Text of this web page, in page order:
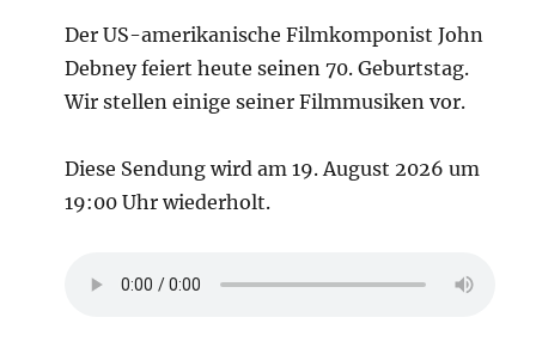
Der US-amerikanische Filmkomponist John
Debney feiert heute seinen 70. Geburtstag.
Wir stellen einige seiner Filmmusiken vor.
Diese Sendung wird am 19. August 2026 um
19:00 Uhr wiederholt.